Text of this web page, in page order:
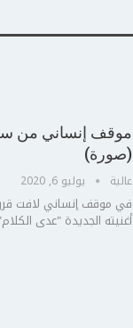
موقف إنساني من
(صورة)
عالية يوليو 6, 2020
في موقف إنساني لافت
أغنيته الجديدة "عدى